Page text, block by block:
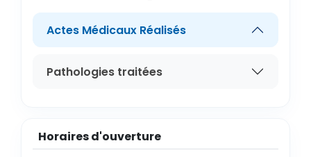
Actes Médicaux Réalisés
Pathologies traitées
Horaires d'ouverture